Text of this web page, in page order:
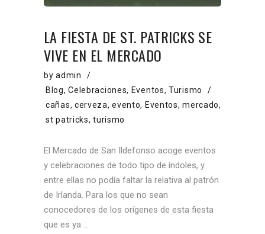
LA FIESTA DE ST. PATRICKS SE
VIVE EN EL MERCADO
byadmin
Blog,Celebraciones, Eventos,Turismo
cañas, cerveza,evento, Eventos,mercado,
st patricks,turismo
El Mercado de San Ildefonso acoge eventos
y celebraciones de todo tipo de índoles, y
entre ellas no podía faltar la relativa al patrón
de Irlanda. Para los que no sean
conocedores de los orígenes de esta fiesta
que es ya